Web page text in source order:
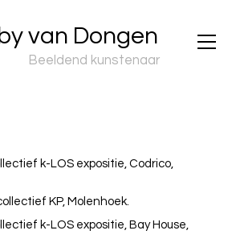
van Dongen
Beeldend kunstenaar
k-LOS expositie, Codrico,
KP, Molenhoek.
k-LOS expositie, Bay House,